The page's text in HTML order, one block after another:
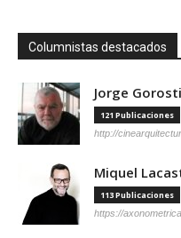
Columnistas destacados
Jorge
121 Publicaciones
http://
Miquel
113 Publicaciones
https://